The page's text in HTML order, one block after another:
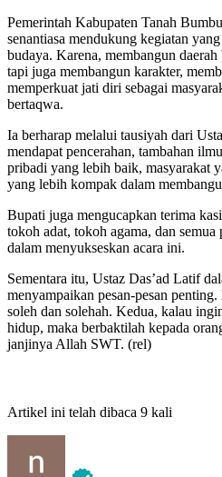
Pemerintah Kabupaten Tanah
senantiasa mendukung kegiatan
budaya. Karena, membangun
tapi juga membangun karakter,
memperkuat jati diri sebagai
bertaqwa.
Ia berharap melalui tausiyah dari
mendapat pencerahan, tambahan
pribadi yang lebih baik, masyarakat
yang lebih kompak dalam
Bupati juga mengucapkan terima
tokoh adat, tokoh agama, dan
dalam menyukseskan acara ini.
Sementara itu, Ustaz Das’ad Latif
menyampaikan pesan-pesan
soleh dan solehah. Kedua, kalau
hidup, maka berbaktilah kepada
janjinya Allah SWT. (rel)
Artikel ini telah dibaca 9 kali